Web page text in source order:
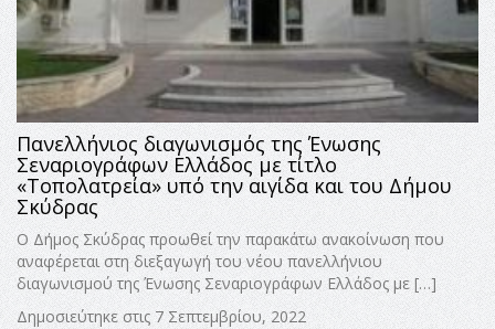
Πανελλήνιος διαγωνισμός της Ένωσης
Σεναριογράφων Ελλάδος με τίτλο
«Τοπολατρεία» υπό την αιγίδα και του Δήμου
Σκύδρας
Ο Δήμος Σκύδρας προωθεί την παρακάτω ανακοίνωση που
αναφέρεται στη διεξαγωγή του νέου πανελλήνιου
διαγωνισμού της Ένωσης Σεναριογράφων Ελλάδος με […]
Δημοσιεύτηκε στις 7 Σεπτεμβρίου, 2022